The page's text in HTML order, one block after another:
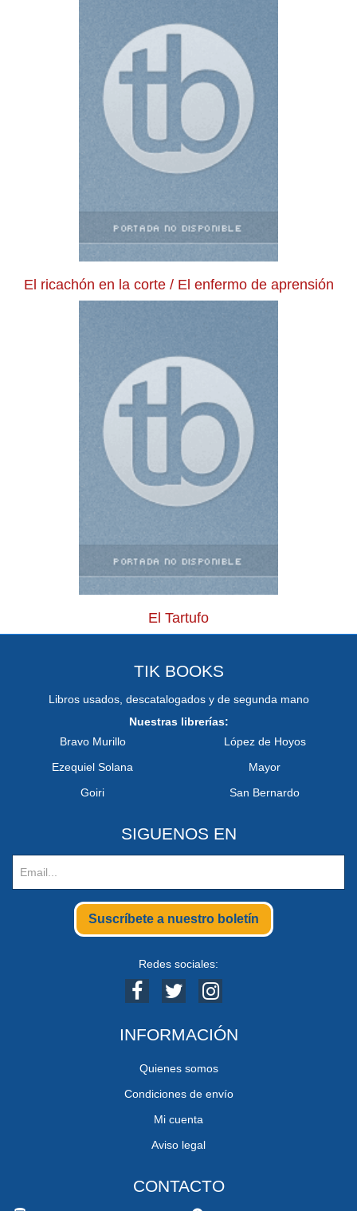
El ricachón en la corte / El enfermo de aprensión
El Tartufo
TIK BOOKS
Libros usados, descatalogados y de segunda mano
Nuestras librerías:
Bravo Murillo
Ezequiel Solana
Goiri
López de Hoyos
Mayor
San Bernardo
SIGUENOS EN
Suscríbete a nuestro boletín
Redes sociales:
INFORMACIÓN
Quienes somos
Condiciones de envío
Mi cuenta
Aviso legal
CONTACTO